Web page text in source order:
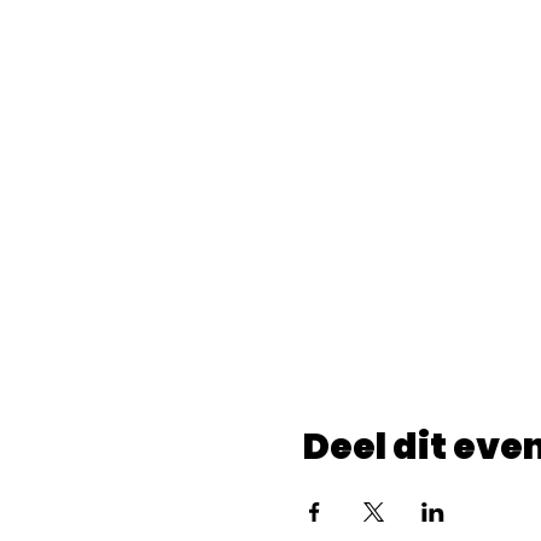
Deel dit